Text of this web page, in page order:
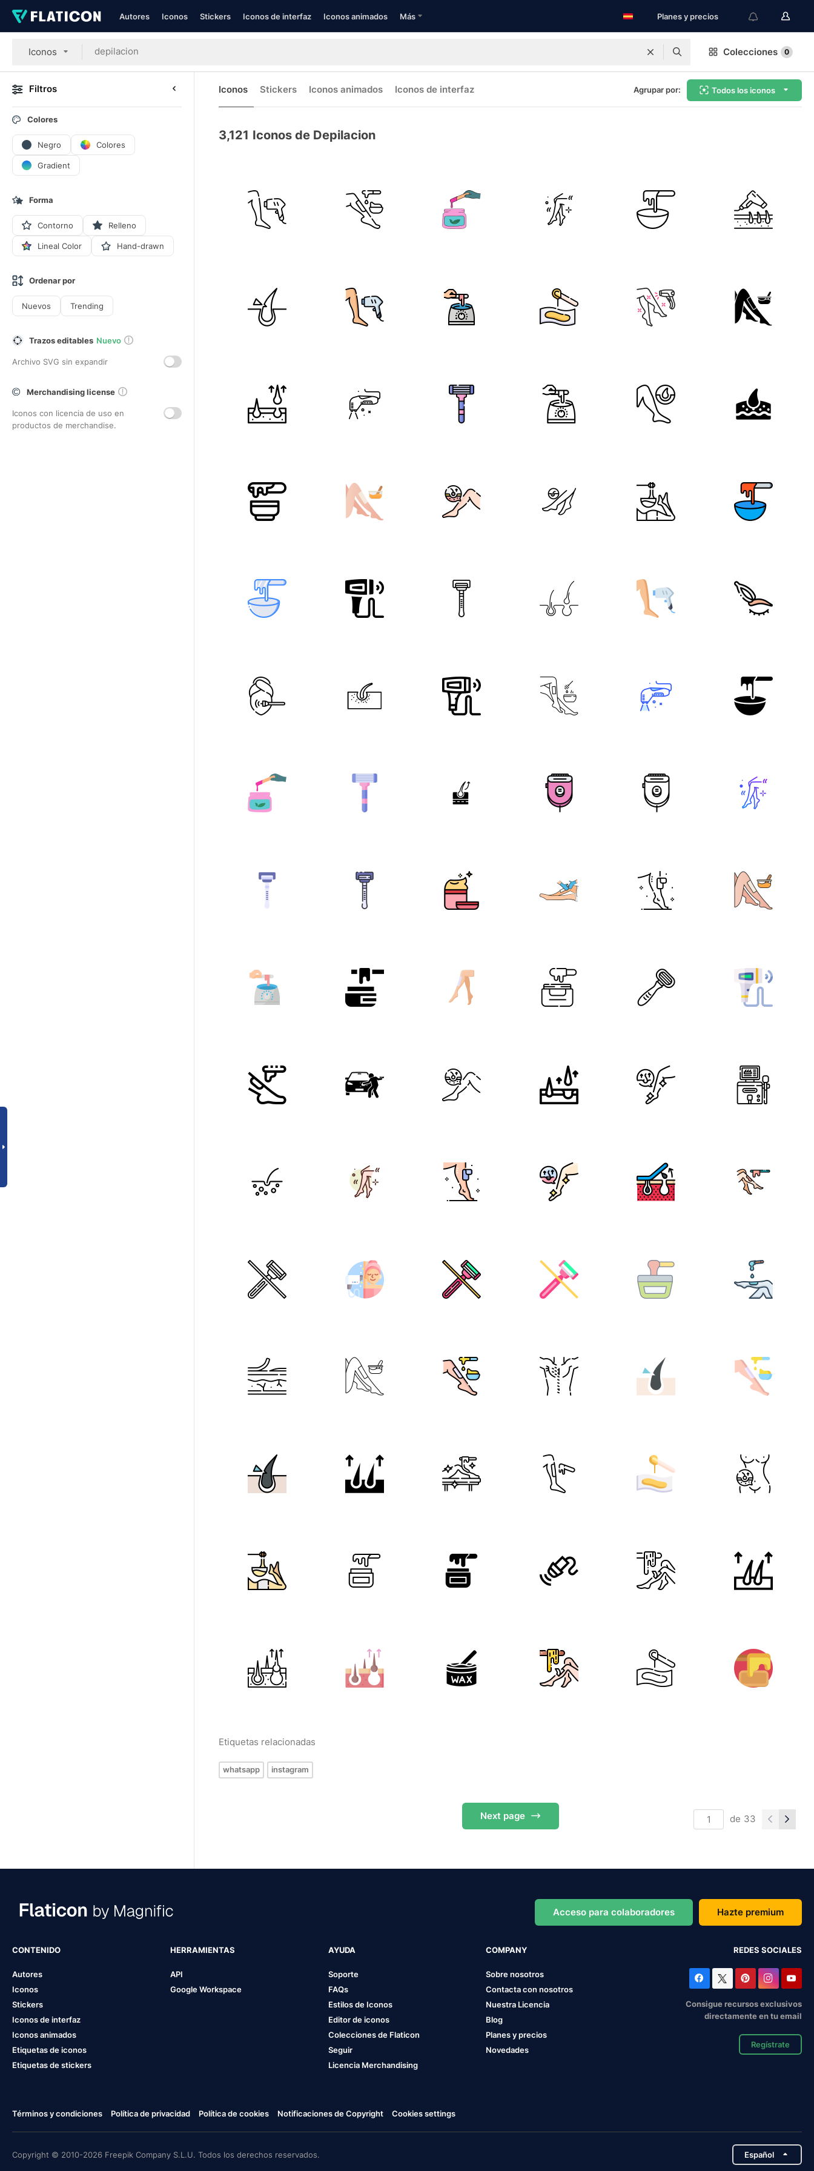
Autores Iconos Stickers Iconos de interfaz Iconos animados Más Planes y precios
Iconos Colecciones 0
Filtros
Colores
Negro Colores
Gradient
Forma
Contorno Relleno
Lineal Color Hand-drawn
Ordenar por
Nuevos Trending
Trazos editables Nuevo
Archivo SVG sin expandir
Merchandising license
Iconos con licencia de uso en
productos de merchandise.
Iconos Stickers Iconos animados Iconos de interfaz Agrupar por: Todos los iconos
3,121 Iconos de Depilacion
Etiquetas relacionadas
whatsapp instagram
Next page de 33
Acceso para colaboradores Hazte premium
CONTENIDO
Autores
Iconos
Stickers
Iconos de interfaz
Iconos animados
Etiquetas de iconos
Etiquetas de stickers
HERRAMIENTAS
API
Google Workspace
AYUDA
Soporte
FAQs
Estilos de Iconos
Editor de iconos
Colecciones de Flaticon
Seguir
Licencia Merchandising
COMPANY
Sobre nosotros
Contacta con nosotros
Nuestra Licencia
Blog
Planes y precios
Novedades
REDES SOCIALES
Consigue recursos exclusivos
directamente en tu email
Regístrate
Términos y condiciones Política de privacidad Política de cookies Notificaciones de Copyright Cookies settings
Copyright © 2010-2026 Freepik Company S.L.U. Todos los derechos reservados. Español